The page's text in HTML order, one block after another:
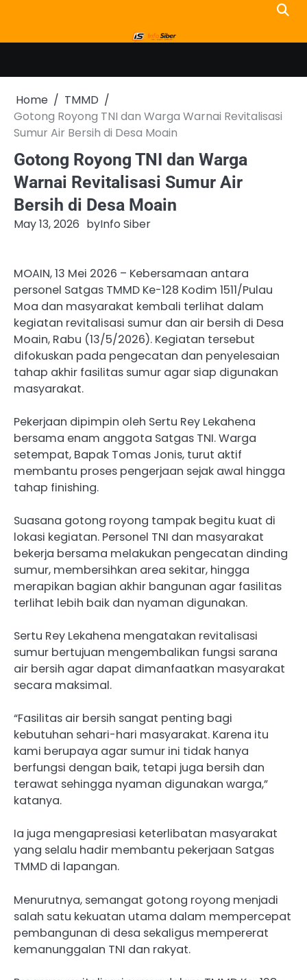
content
Home
TMMD
Gotong Royong TNI dan Warga Warnai Revitalisasi
Sumur Air Bersih di Desa Moain
Gotong Royong TNI dan Warga
Warnai Revitalisasi Sumur Air
Bersih di Desa Moain
May 13, 2026 byInfo Siber
MOAIN, 13 Mei 2026 – Kebersamaan antara
personel Satgas TMMD Ke-128 Kodim 1511/Pulau
Moa dan masyarakat kembali terlihat dalam
kegiatan revitalisasi sumur dan air bersih di Desa
Moain, Rabu (13/5/2026). Kegiatan tersebut
difokuskan pada pengecatan dan penyelesaian
tahap akhir fasilitas sumur agar siap digunakan
masyarakat.
Pekerjaan dipimpin oleh Sertu Rey Lekahena
bersama enam anggota Satgas TNI. Warga
setempat, Bapak Tomas Jonis, turut aktif
membantu proses pengerjaan sejak awal hingga
tahap finishing.
Suasana gotong royong tampak begitu kuat di
lokasi kegiatan. Personel TNI dan masyarakat
bekerja bersama melakukan pengecatan dinding
sumur, membersihkan area sekitar, hingga
merapikan bagian akhir bangunan agar fasilitas
terlihat lebih baik dan nyaman digunakan.
Sertu Rey Lekahena mengatakan revitalisasi
sumur bertujuan mengembalikan fungsi sarana
air bersih agar dapat dimanfaatkan masyarakat
secara maksimal.
“Fasilitas air bersih sangat penting bagi
kebutuhan sehari-hari masyarakat. Karena itu
kami berupaya agar sumur ini tidak hanya
berfungsi dengan baik, tetapi juga bersih dan
terawat sehingga nyaman digunakan warga,”
katanya.
Ia juga mengapresiasi keterlibatan masyarakat
yang selalu hadir membantu pekerjaan Satgas
TMMD di lapangan.
Menurutnya, semangat gotong royong menjadi
salah satu kekuatan utama dalam mempercepat
pembangunan di desa sekaligus mempererat
kemanunggalan TNI dan rakyat.